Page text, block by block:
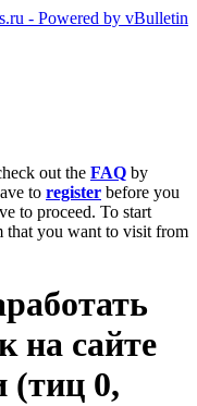
out the FAQ by
to register before you
to proceed. To start
that you want to visit from
на сайте
(тиц 0,